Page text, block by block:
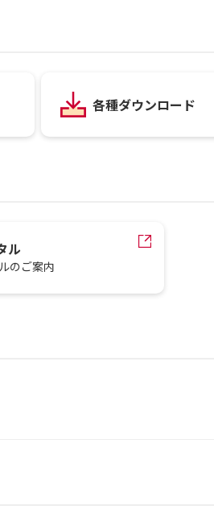
各種ダウンロード
ル
のご案内